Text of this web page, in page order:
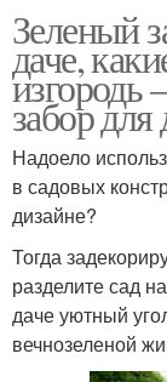
Зеленый
даче,
изгородь
забор для
Надоело
в садовых
дизайне?
Тогда
разделите сад
даче уютный
вечнозеленой